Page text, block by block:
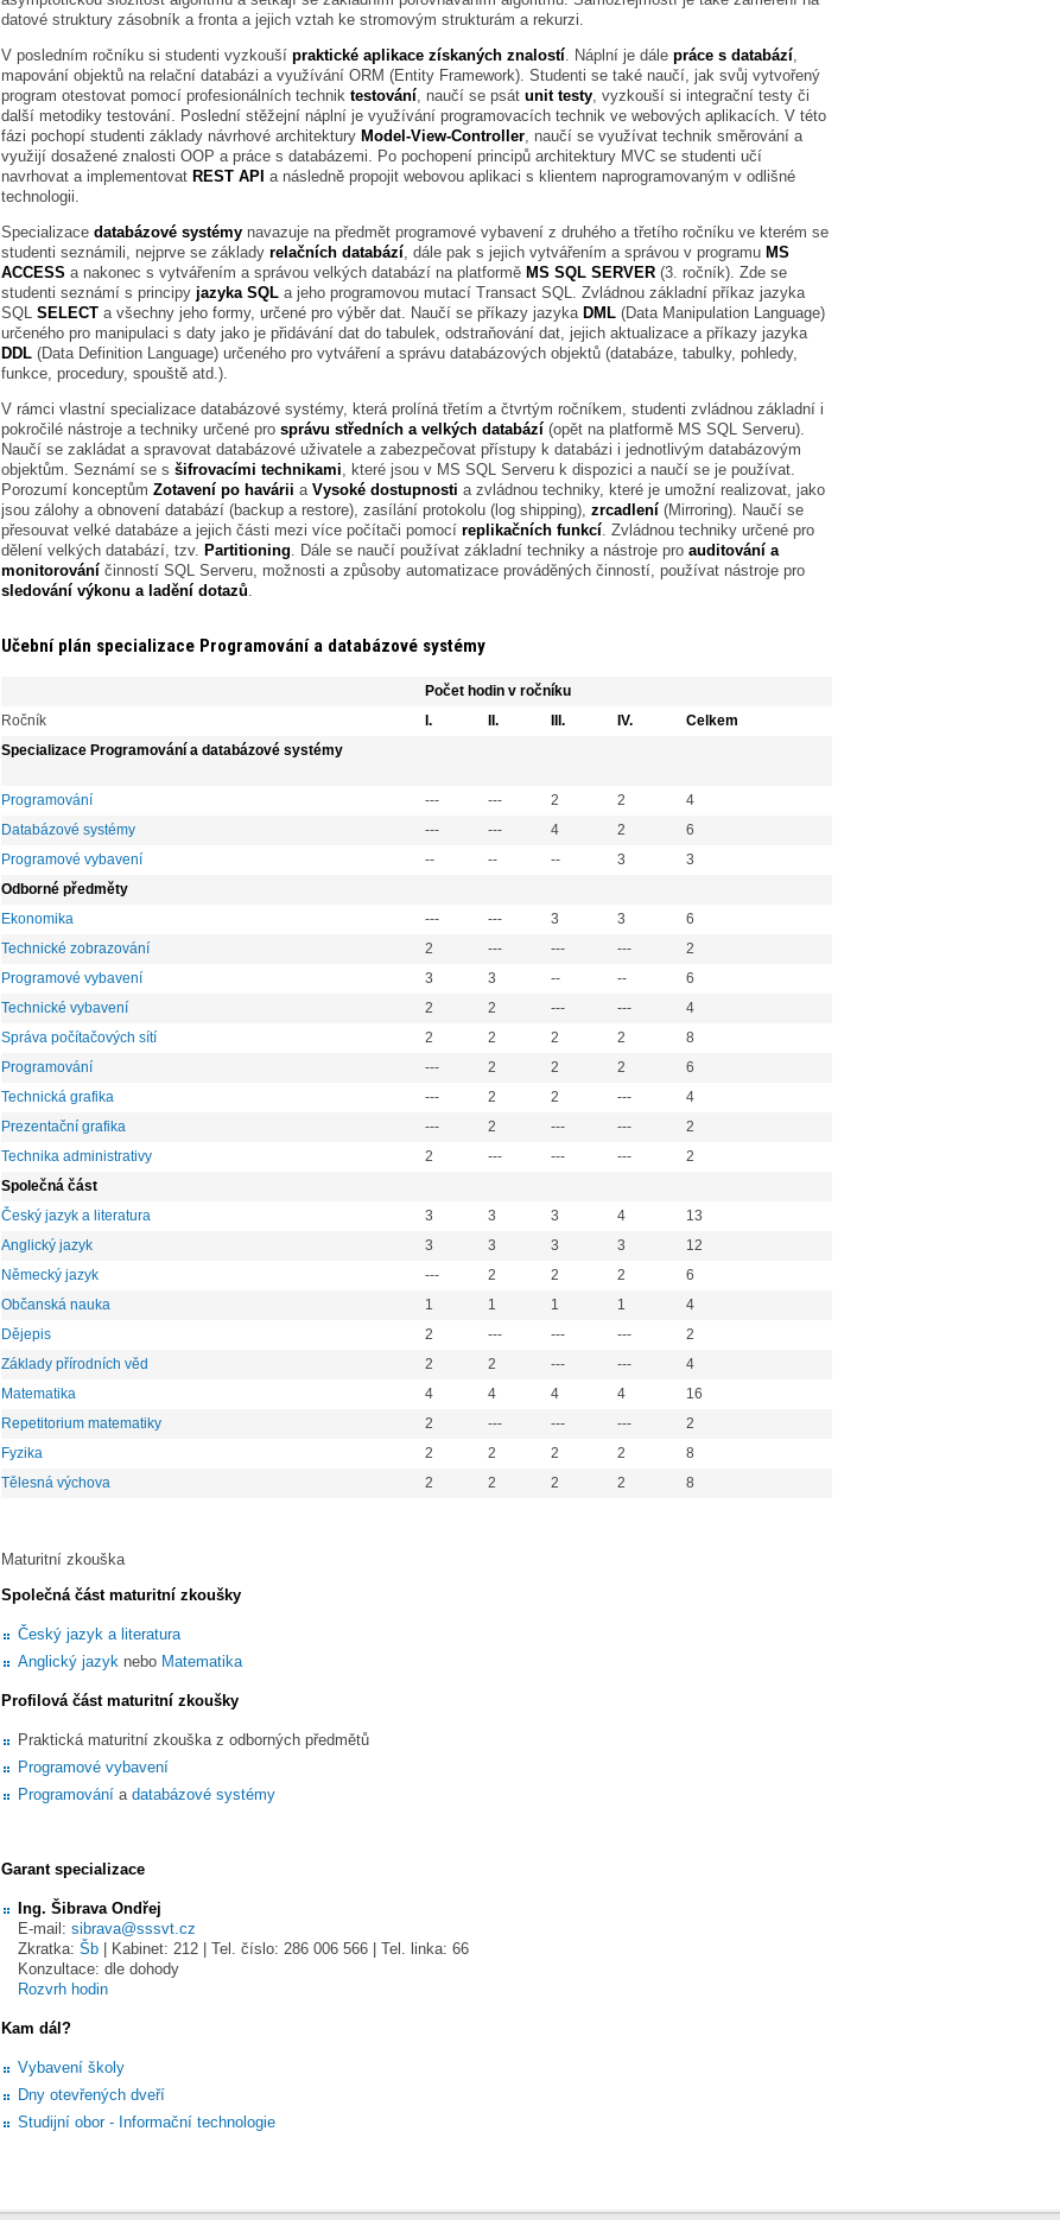
datové struktury zásobník a fronta a jejich vztah ke stromovým strukturám a rekurzi.
V posledním ročníku si studenti vyzkouší praktické aplikace získaných znalostí. Náplní je dále práce s databází,
mapování objektů na relační databázi a využívání ORM (Entity Framework). Studenti se také naučí, jak svůj vytvořený
program otestovat pomocí profesionálních technik testování, naučí se psát unit testy, vyzkouší si integrační testy či
další metodiky testování. Poslední stěžejní náplní je využívání programovacích technik ve webových aplikacích. V této
fázi pochopí studenti základy návrhové architektury Model-View-Controller, naučí se využívat technik směrování a
využijí dosažené znalosti OOP a práce s databázemi. Po pochopení principů architektury MVC se studenti učí
navrhovat a implementovat REST API a následně propojit webovou aplikaci s klientem naprogramovaným v odlišné
technologii.
Specializace databázové systémy navazuje na předmět programové vybavení z druhého a třetího ročníku ve kterém se
studenti seznámili, nejprve se základy relačních databází, dále pak s jejich vytvářením a správou v programu MS
ACCESS a nakonec s vytvářením a správou velkých databází na platformě MS SQL SERVER (3. ročník). Zde se
studenti seznámí s principy jazyka SQL a jeho programovou mutací Transact SQL. Zvládnou základní příkaz jazyka
SQL SELECT a všechny jeho formy, určené pro výběr dat. Naučí se příkazy jazyka DML (Data Manipulation Language)
určeného pro manipulaci s daty jako je přidávání dat do tabulek, odstraňování dat, jejich aktualizace a příkazy jazyka
DDL (Data Definition Language) určeného pro vytváření a správu databázových objektů (databáze, tabulky, pohledy,
funkce, procedury, spouště atd.).
V rámci vlastní specializace databázové systémy, která prolíná třetím a čtvrtým ročníkem, studenti zvládnou základní i
pokročilé nástroje a techniky určené pro správu středních a velkých databází (opět na platformě MS SQL Serveru).
Naučí se zakládat a spravovat databázové uživatele a zabezpečovat přístupy k databázi i jednotlivým databázovým
objektům. Seznámí se s šifrovacími technikami, které jsou v MS SQL Serveru k dispozici a naučí se je používat.
Porozumí konceptům Zotavení po havárii a Vysoké dostupnosti a zvládnou techniky, které je umožní realizovat, jako
jsou zálohy a obnovení databází (backup a restore), zasílání protokolu (log shipping), zrcadlení (Mirroring). Naučí se
přesouvat velké databáze a jejich části mezi více počítači pomocí replikačních funkcí. Zvládnou techniky určené pro
dělení velkých databází, tzv. Partitioning. Dále se naučí používat základní techniky a nástroje pro auditování a
monitorování činností SQL Serveru, možnosti a způsoby automatizace prováděných činností, používat nástroje pro
sledování výkonu a ladění dotazů.
Učební plán specializace Programování a databázové systémy
Počet hodin v ročníku
Ročník
I. II. III. IV.
Celkem
Specializace Programování a databázové systémy
Programování --- --- 2 2
4
Databázové systémy
--- --- 4 2
6
Programové vybavení
-- -- -- 3
3
Odborné předměty
Ekonomika
--- --- 3 3
6
Technické zobrazování
2 --- --- ---
2
Programové vybavení
3 3 -- --
6
Technické vybavení
2 2 --- ---
4
Správa počítačových sítí
2 2 2 2
8
Programování
--- 2 2 2
6
Technická grafika
--- 2 2 ---
4
Prezentační grafika
--- 2 --- ---
2
Technika administrativy
2 --- --- ---
2
Společná část
Český jazyk a literatura
3 3 3 4
13
Anglický jazyk
3 3 3 3
12
Německý jazyk
--- 2 2 2
6
Občanská nauka
1 1 1 1
4
Dějepis
2 --- --- ---
2
Základy přírodních věd
2 2 --- ---
4
Matematika
4 4 4 4
16
Repetitorium matematiky
2 --- --- ---
2
Fyzika
2 2 2 2
8
Tělesná výchova
2 2 2 2 8
Maturitní zkouška
Společná část maturitní zkoušky
Český jazyk a literatura
Anglický jazyk nebo Matematika
Profilová část maturitní zkoušky
Praktická maturitní zkouška z odborných předmětů
Programové vybavení
Programování adatabázové systémy
Garant specializace
Ing. Šibrava Ondřej
E-mail:sibrava@sssvt.cz
Zkratka:Šb | Kabinet: 212 | Tel. číslo: 286 006 566 | Tel. linka: 66
Konzultace: dle dohody
Rozvrh hodin
Kam dál?
Vybavení školy
Dny otevřených dveří
Studijní obor - Informační technologie